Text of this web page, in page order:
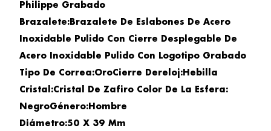
Philippe Grabado
Brazalete:Brazalete De Eslabones De Acero
Inoxidable Pulido Con Cierre Desplegable De
Acero Inoxidable Pulido Con Logotipo Grabado
Tipo De Correa:OroCierre DeReloj:Hebilla
Cristal:Cristal De Zafiro Color De La Esfera:
NegroGénero:Hombre
Diámetro:50 X 39 Mm